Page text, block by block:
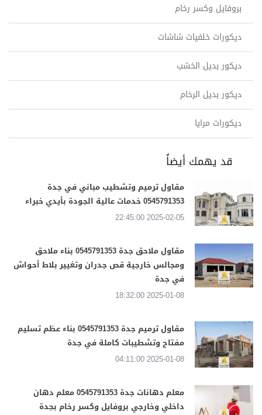
بروفايل وكسر رخام
ديكورات خلفيات شاشات
ديكور بديل الخشب
ديكور بديل الرخام
ديكورات مرايا
قد يهمك أيضاً
مقاول ترميم وتشطيب مباني في جدة
0545791353 خدمات عالية الجودة بأيدي خبراء
2025-02-05 22:45:00
مقاول ملاحق جدة 0545791353 بناء ملاحق
ومجالس خارجية قص جدران وتغيير بلاط أحواش
في جدة
2025-01-08 18:32:00
مقاول ترميم جدة 0545791353 بناء عظم تسليم
مفتاح وتشطيبات كاملة في جدة
2025-01-08 04:11:00
معلم دهانات جدة 0545791353 معلم دهان
داخلي وخارجي بروفايل وكسر رخام بجدة